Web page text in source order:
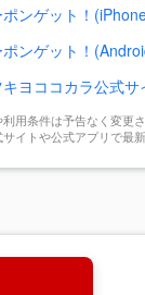
ンゲット！
ンゲット！
ヨココカラ公式サ
用条件は予告なく変更
イトや公式アプリで最